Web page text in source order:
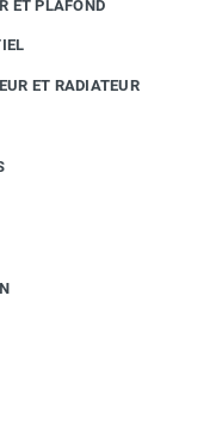
ET PLAFOND
ET RADIATEUR